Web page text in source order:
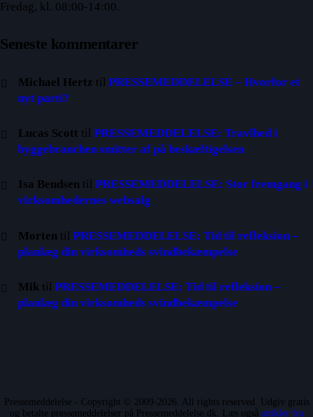
Fredag, kl. 08:00-14:00.
Seneste kommentarer
Michael Hertz tilPRESSEMEDDELELSE – Hvorfor et
nyt parti?
Lucas Scott tilPRESSEMEDDELELSE: Travlhed i
byggebranchen smitter af på beskæftigelsen
Isa Bendsen tilPRESSEMEDDELELSE: Stor fremgang i
virksomhedernes websalg
Morten tilPRESSEMEDDELELSE: Tid til refleksion –
planlæg din virksomheds svindbekæmpelse
Mik tilPRESSEMEDDELELSE: Tid til refleksion –
planlæg din virksomheds svindbekæmpelse
Pressemeddelelse - Copyright © 2009-2026. All rights reserved. Udgiv gratis
og betalte pressemeddelelser på Pressemeddelelse.dk. Læs også artikler fra